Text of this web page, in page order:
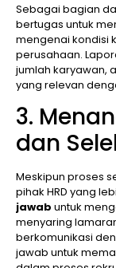
Sebagai bagian
bertugas untuk
mengenai kondisi
perusahaan.
jumlah karyawan,
yang relevan
3.
dan
Meskipun proses
pihak HRD yang
jawab untuk
menyaring
berkomunikasi
jawab untuk